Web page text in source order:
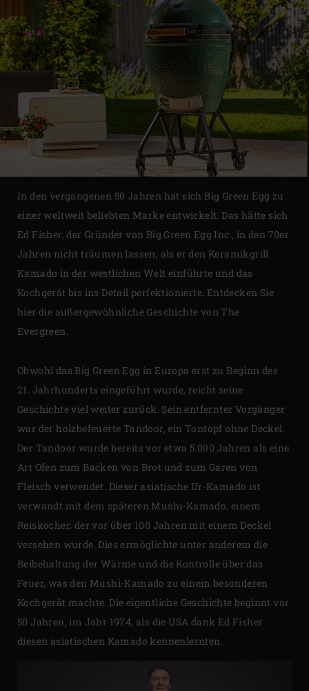
In den vergangenen 50 Jahren hat sich Big Green Egg zu
einer weltweit beliebten Marke entwickelt. Das hätte sich
Ed Fisher, der Gründer von Big Green Egg Inc., in den 70er
Jahren nicht träumen lassen, als er den Keramikgrill
Kamado in der westlichen Welt einführte und das
Kochgerät bis ins Detail perfektionierte. Entdecken Sie
hier die außergewöhnliche Geschichte von The
Evergreen.
Obwohl das Big Green Egg in Europa erst zu Beginn des
21. Jahrhunderts eingeführt wurde, reicht seine
Geschichte viel weiter zurück. Sein entfernter Vorgänger
war der holzbefeuerte Tandoor, ein Tontopf ohne Deckel.
Der Tandoor wurde bereits vor etwa 5.000 Jahren als eine
Art Ofen zum Backen von Brot und zum Garen von
Fleisch verwendet. Dieser asiatische Ur-Kamado ist
verwandt mit dem späteren Mushi-Kamado, einem
Reiskocher, der vor über 100 Jahren mit einem Deckel
versehen wurde. Dies ermöglichte unter anderem die
Beibehaltung der Wärme und die Kontrolle über das
Feuer, was den Mushi-Kamado zu einem besonderen
Kochgerät machte. Die eigentliche Geschichte beginnt vor
50 Jahren, im Jahr 1974, als die USA dank Ed Fisher
diesen asiatischen Kamado kennenlernten.